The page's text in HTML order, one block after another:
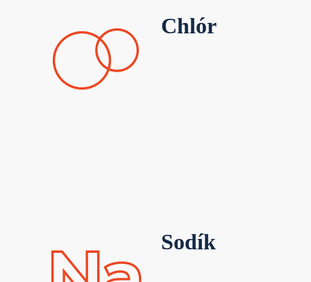
Chlór
Sodík